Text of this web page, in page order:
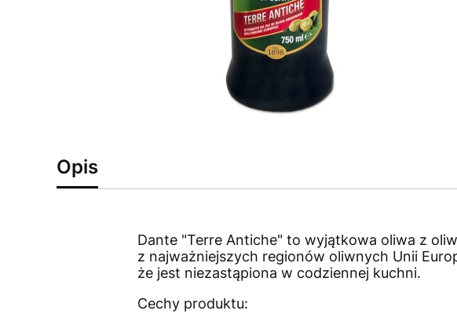
Opis
Dante "Terre Antiche" to wyjątkowa oliwa z
z najważniejszych regionów oliwnych Unii
że jest niezastąpiona w codziennej kuchni.
Cechy produktu: